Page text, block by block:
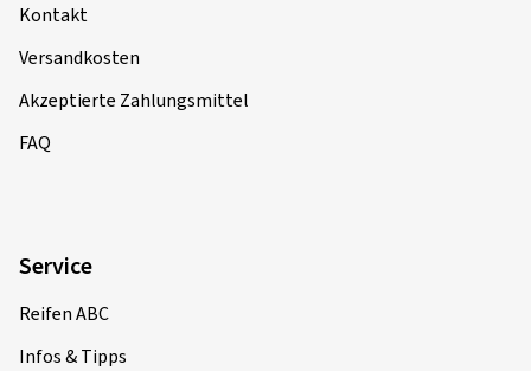
Kontakt
Versandkosten
Akzeptierte Zahlungsmittel
FAQ
Service
Reifen ABC
Infos & Tipps